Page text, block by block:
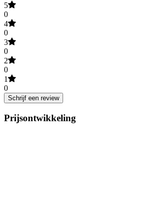
5
0
4
0
3
0
2
0
1
0
Schrijf een review
Prijsontwikkeling